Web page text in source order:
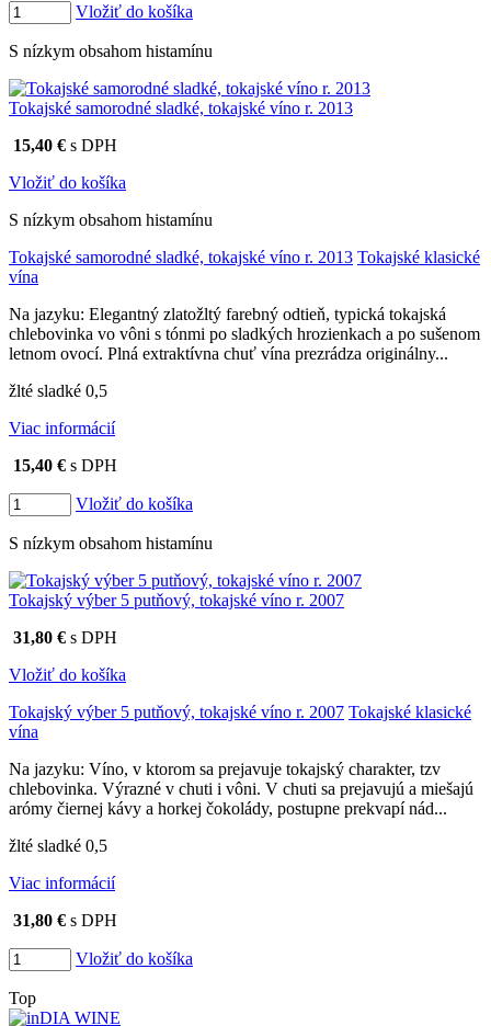
Vložiť do košíka
S nízkym obsahom histamínu
Tokajské samorodné sladké, tokajské víno r. 2013
15,40 € s DPH
Vložiť do košíka
S nízkym obsahom histamínu
Tokajské samorodné sladké, tokajské víno r. 2013 Tokajské klasické
vína
Na jazyku: Elegantný zlatožltý farebný odtieň, typická tokajská
chlebovinka vo vôni s tónmi po sladkých hrozienkach a po sušenom
letnom ovocí. Plná extraktívna chuť vína prezrádza originálny...
žlté sladké 0,5
Viac informácií
15,40 € s DPH
Vložiť do košíka
S nízkym obsahom histamínu
Tokajský výber 5 putňový, tokajské víno r. 2007
31,80 € s DPH
Vložiť do košíka
Tokajský výber 5 putňový, tokajské víno r. 2007 Tokajské klasické
vína
Na jazyku: Víno, v ktorom sa prejavuje tokajský charakter, tzv
chlebovinka. Výrazné v chuti i vôni. V chuti sa prejavujú a miešajú
arómy čiernej kávy a horkej čokolády, postupne prekvapí nád...
žlté sladké 0,5
Viac informácií
31,80 € s DPH
Vložiť do košíka
Top